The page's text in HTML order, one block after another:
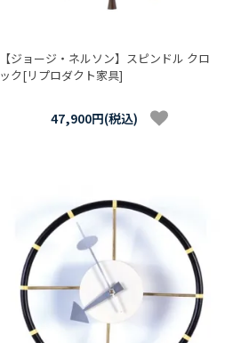
【ジョージ・ネルソン】スピンドル クロ
ック[リプロダクト家具]
47,900円(税込)